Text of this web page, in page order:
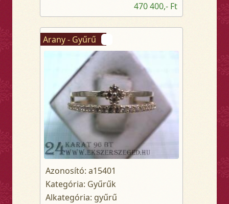
470 400,- Ft
Arany - Gyűrű
Azonosító: a15401
Kategória: Gyűrűk
Alkategória: gyűrű